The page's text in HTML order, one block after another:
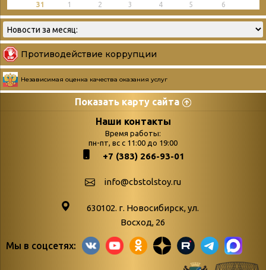
31
1 2 3 4 5 6
Противодействие коррупции
Независимая оценка качества оказания услуг
Показать карту сайта
Страницы
podvedenie-itogov-festivalya-
paskhalnaya-palitra
Библионочь – как ярмарка точь-в-
поступлений
Война. Народ.
живые»
Наши контакты
Время работы:
пн-пт, вс с 11:00 до 19:00
+7 (383) 266-93-01
info@cbstolstoy.ru
630102. г. Новосибирск, ул.
Восход, 26
Мы в соцсетях: